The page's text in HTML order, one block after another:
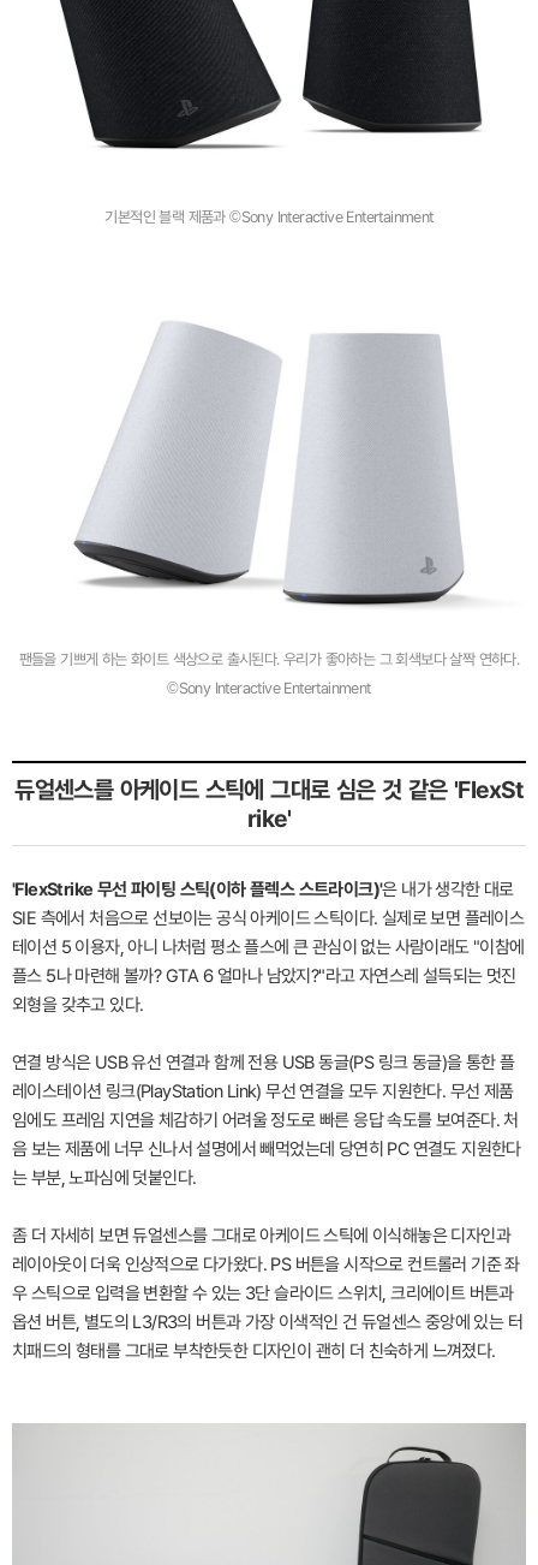
기본적인 블랙 제품과 ©Sony Interactive Entertainment
팬들을 기쁘게 하는 화이트 색상으로 출시된다. 우리가 좋아하는 그 회색보다 살짝 연하다.
©Sony Interactive Entertainment
듀얼센스를 아케이드 스틱에 그대로 심은 것 같은 'FlexSt
rike'
'FlexStrike 무선 파이팅 스틱(이하 플렉스 스트라이크)'은 내가 생각한 대로
SIE 측에서 처음으로 선보이는 공식 아케이드 스틱이다. 실제로 보면 플레이스
테이션 5 이용자, 아니 나처럼 평소 플스에 큰 관심이 없는 사람이래도 "이참에
플스 5나 마련해 볼까? GTA 6 얼마나 남았지?"라고 자연스레 설득되는 멋진
외형을 갖추고 있다.
연결 방식은 USB 유선 연결과 함께 전용 USB 동글(PS 링크 동글)을 통한 플
레이스테이션 링크(PlayStation Link) 무선 연결을 모두 지원한다. 무선 제품
임에도 프레임 지연을 체감하기 어려울 정도로 빠른 응답 속도를 보여준다. 처
음 보는 제품에 너무 신나서 설명에서 빼먹었는데 당연히 PC 연결도 지원한다
는 부분, 노파심에 덧붙인다.
좀 더 자세히 보면 듀얼센스를 그대로 아케이드 스틱에 이식해놓은 디자인과
레이아웃이 더욱 인상적으로 다가왔다. PS 버튼을 시작으로 컨트롤러 기준 좌
우 스틱으로 입력을 변환할 수 있는 3단 슬라이드 스위치, 크리에이트 버튼과
옵션 버튼, 별도의 L3/R3의 버튼과 가장 이색적인 건 듀얼센스 중앙에 있는 터
치패드의 형태를 그대로 부착한듯한 디자인이 괜히 더 친숙하게 느껴졌다.